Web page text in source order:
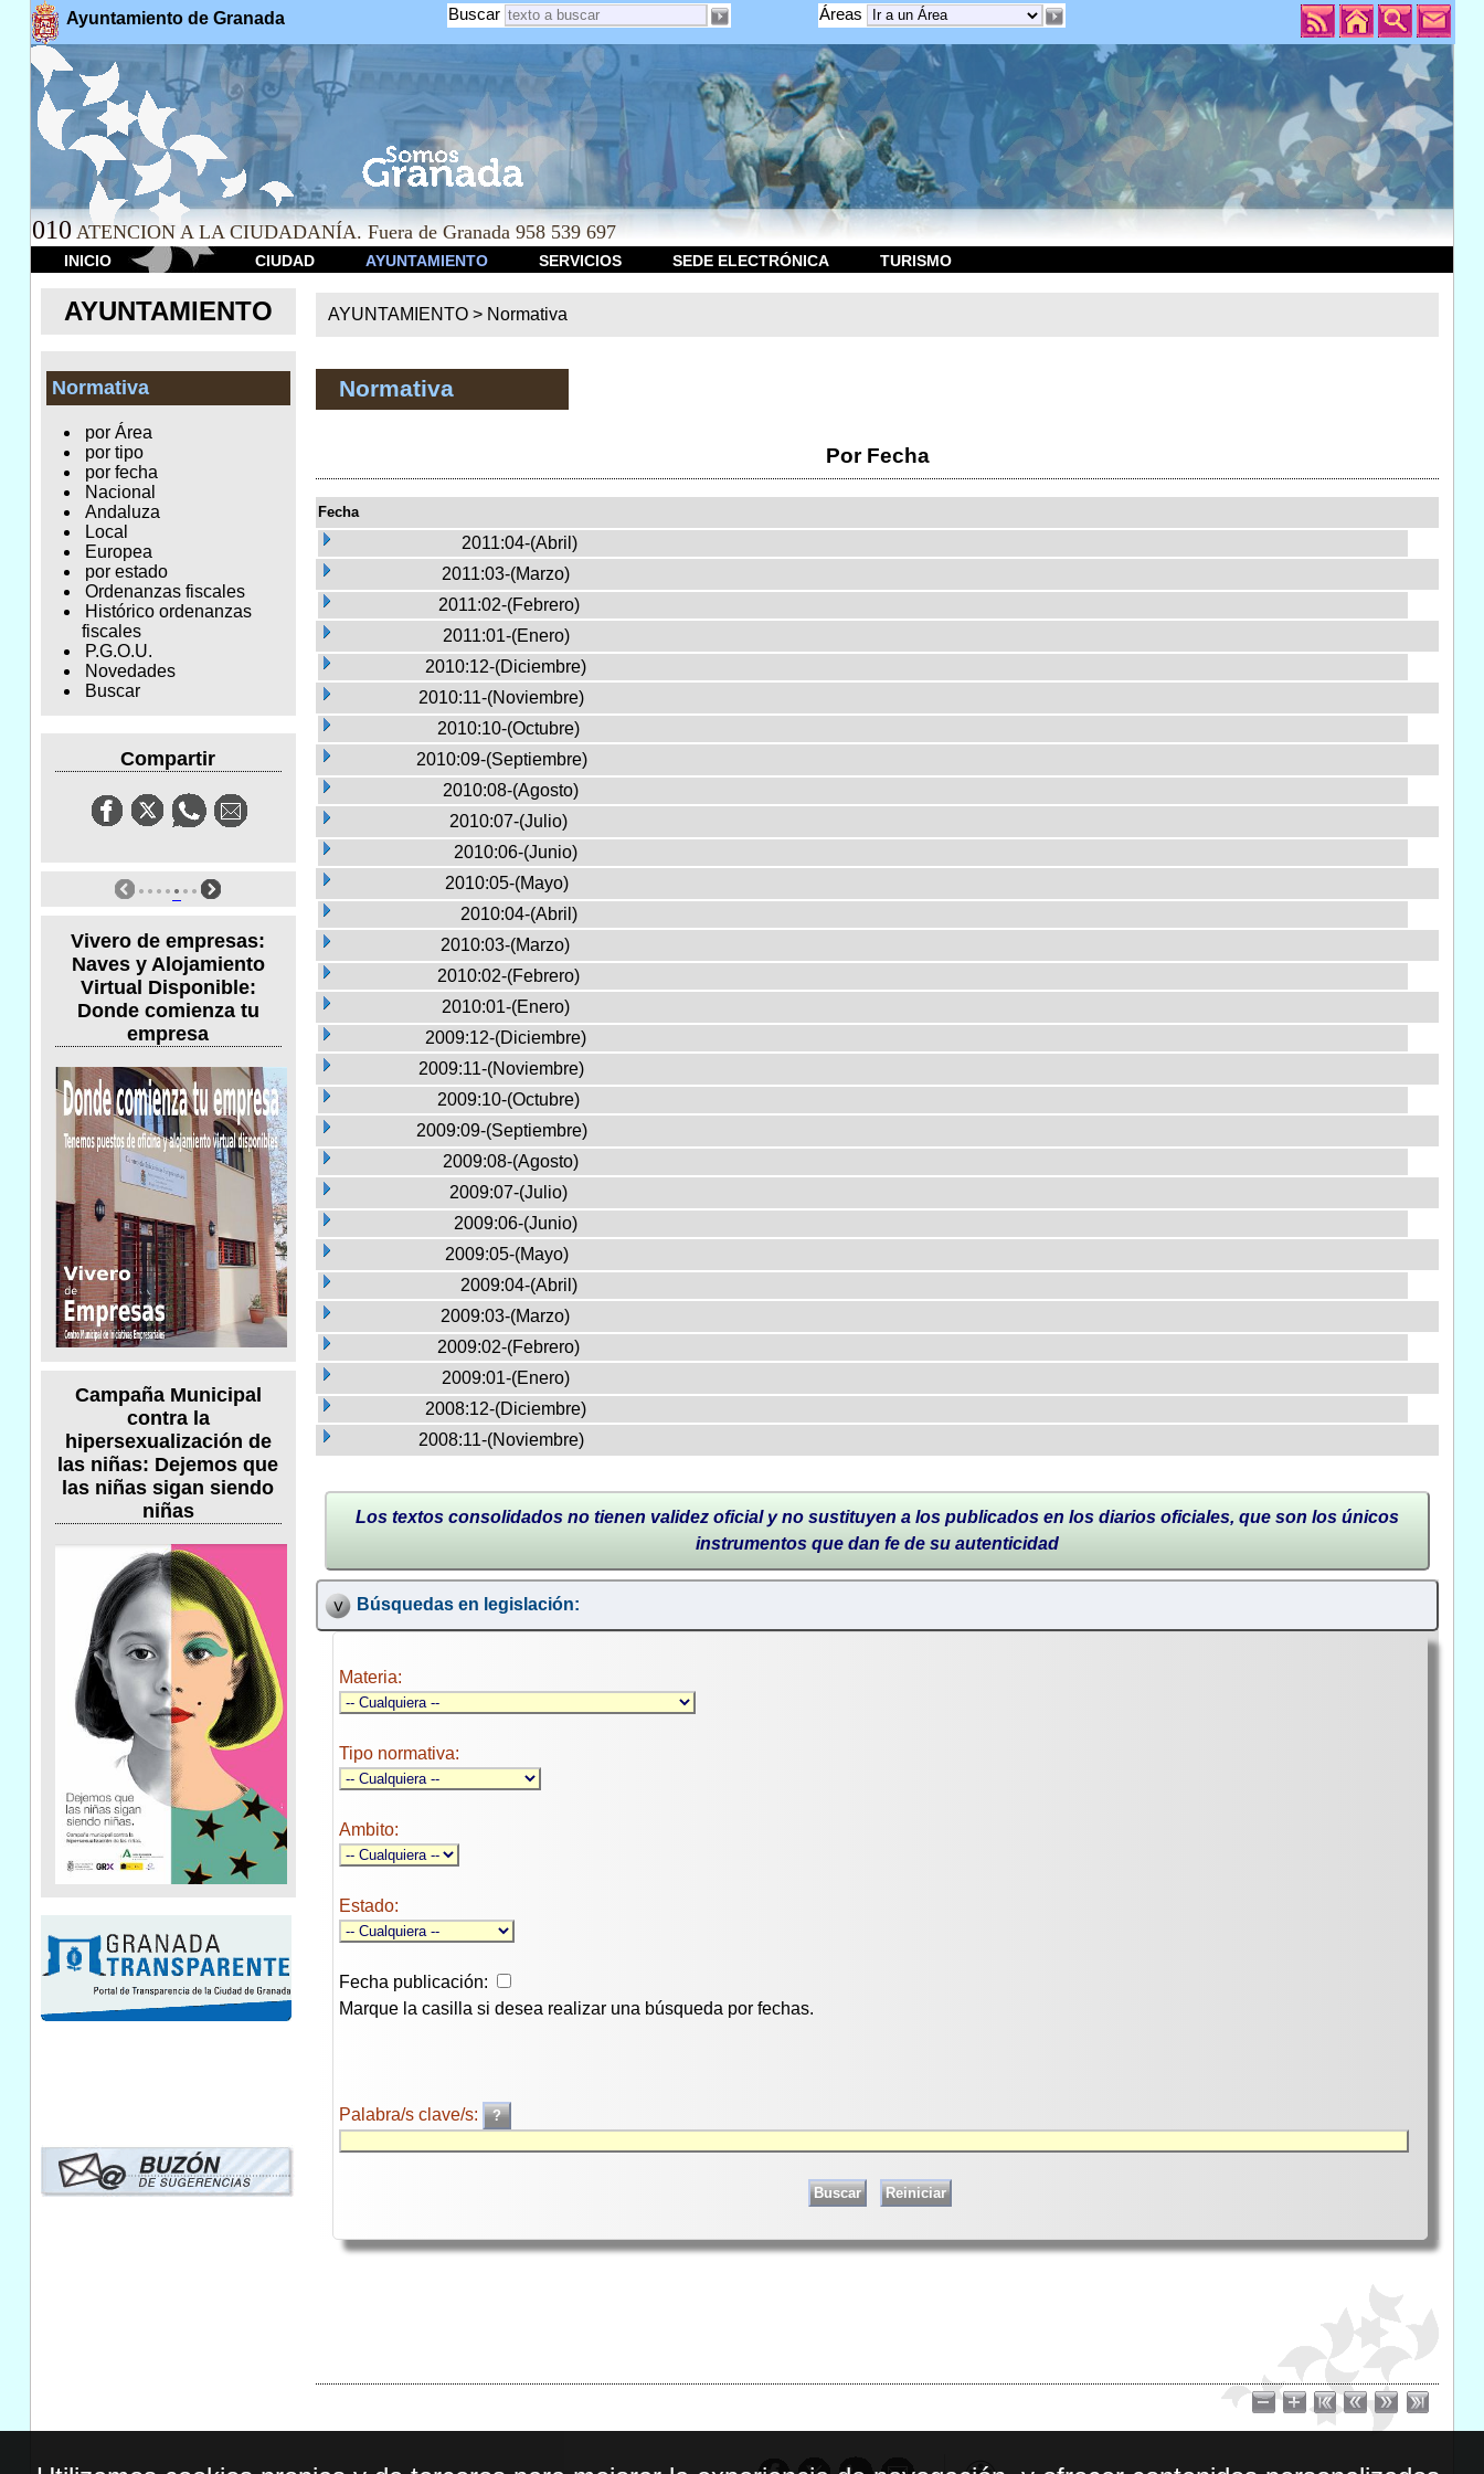
Ayuntamiento de Granada Áreas
Buscar
010 ATENCION A LA CIUDADANÍA. Fuera de Granada 958 539 697
INICIO CIUDAD AYUNTAMIENTO SERVICIOS SEDE ELECTRÓNICA TURISMO
AYUNTAMIENTO
Normativa
por Área
por tipo
por fecha
Nacional
Andaluza
Local
Europea
por estado
Ordenanzas fiscales
Histórico ordenanzas
fiscales
P.G.O.U.
Novedades
Buscar
Compartir
Vivero de empresas:
Naves y Alojamiento
Virtual Disponible:
Donde comienza tu
empresa
Campaña Municipal
contra la
hipersexualización de
las niñas: Dejemos que
las niñas sigan siendo
niñas
AYUNTAMIENTO > Normativa
Normativa
Por Fecha
Fecha
2011:04-(Abril)
2011:03-(Marzo)
2011:02-(Febrero)
2011:01-(Enero)
2010:12-(Diciembre)
2010:11-(Noviembre)
2010:10-(Octubre)
2010:09-(Septiembre)
2010:08-(Agosto)
2010:07-(Julio)
2010:06-(Junio)
2010:05-(Mayo)
2010:04-(Abril)
2010:03-(Marzo)
2010:02-(Febrero)
2010:01-(Enero)
2009:12-(Diciembre)
2009:11-(Noviembre)
2009:10-(Octubre)
2009:09-(Septiembre)
2009:08-(Agosto)
2009:07-(Julio)
2009:06-(Junio)
2009:05-(Mayo)
2009:04-(Abril)
2009:03-(Marzo)
2009:02-(Febrero)
2009:01-(Enero)
2008:12-(Diciembre)
2008:11-(Noviembre)
Los textos consolidados no tienen validez oficial y no sustituyen a los publicados en los diarios oficiales, que son los únicos
instrumentos que dan fe de su autenticidad
Búsquedas en legislación:
Materia:
Tipo normativa:
Ambito:
Estado:
Fecha publicación:
Marque la casilla si desea realizar una búsqueda por fechas.
Palabra/s clave/s: